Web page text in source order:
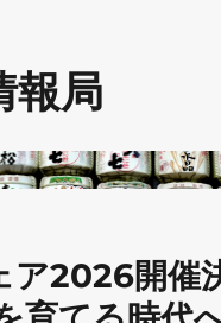
報局
ア2026開催